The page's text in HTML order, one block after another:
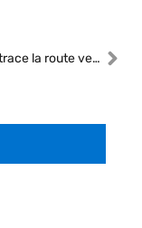
CARSTAR trace la route vers 2025